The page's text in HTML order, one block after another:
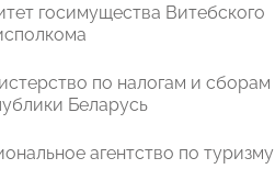
госимущества Витебского
по налогам и сборам
Беларусь
агентство по туризму